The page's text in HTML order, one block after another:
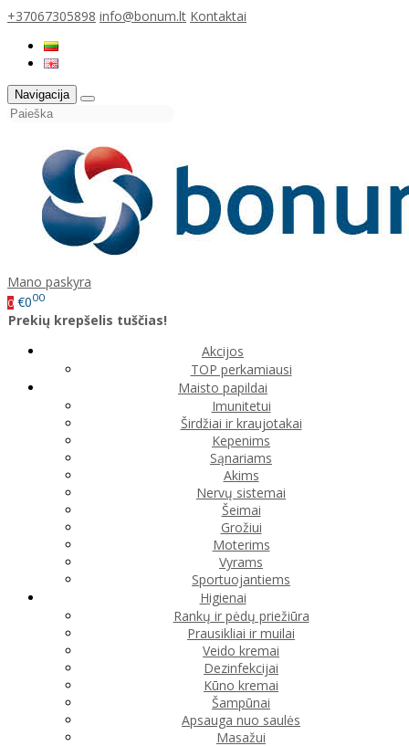
+37067305898 info@bonum.lt Kontaktai
Navigacija
Mano paskyra
0 €000
Prekių krepšelis tuščias!
Akcijos
TOP perkamiausi
Maisto papildai
Imunitetui
Širdžiai ir kraujotakai
Kepenims
Sąnariams
Akims
Nervų sistemai
Šeimai
Grožiui
Moterims
Vyrams
Sportuojantiems
Higienai
Rankų ir pėdų priežiūra
Prausikliai ir muilai
Veido kremai
Dezinfekcijai
Kūno kremai
Šampūnai
Apsauga nuo saulės
Masažui